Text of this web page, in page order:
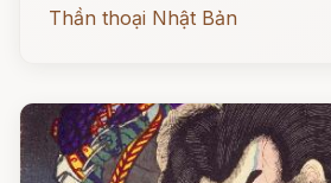
Thần thoại Nhật Bản